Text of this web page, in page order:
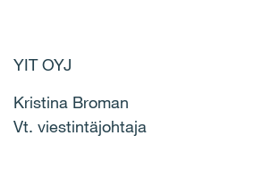
YIT OYJ
Kristina Broman
Vt. viestintäjohtaja